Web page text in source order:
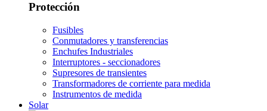
Protección
Fusibles
Conmutadores y transferencias
Enchufes Industriales
Interruptores - seccionadores
Supresores de transientes
Transformadores de corriente para medida
Instrumentos de medida
Solar